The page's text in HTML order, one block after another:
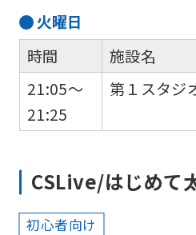
火曜日
時間
21:05～
21:25
施設名
第１スタジ
CSLive/はじめて
初心者向け